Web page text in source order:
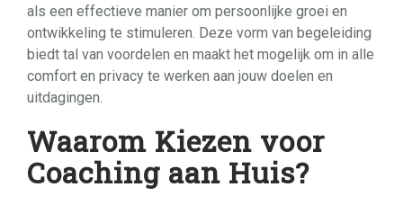
als een effectieve manier om persoonlijke groei en
ontwikkeling te stimuleren. Deze vorm van begeleiding
biedt tal van voordelen en maakt het mogelijk om in alle
comfort en privacy te werken aan jouw doelen en
uitdagingen.
Waarom Kiezen voor
Coaching aan Huis?